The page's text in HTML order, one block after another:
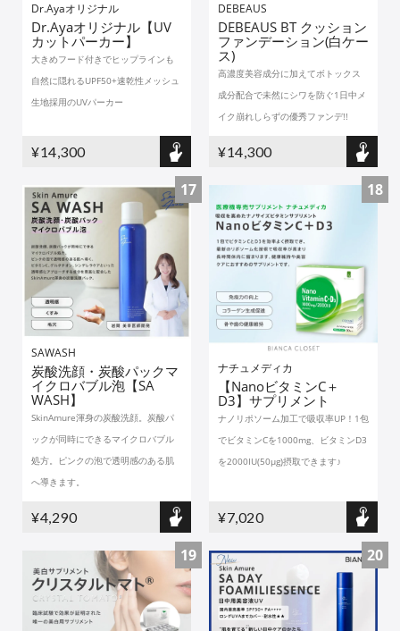
Dr.Ayaオリジナル
Dr.Ayaオリジナル【UV
カットパーカー】
大きめフード付きでヒップラインも
自然に隠れるUPF50+速乾性メッシュ
生地採用のUVパーカー
¥14,300
DEBEAUS
DEBEAUS BT クッション
ファンデーション(白ケー
ス)
高濃度美容成分に加えてボトックス
成分配合で未然にシワを防ぐ1日中メ
イク崩れしらずの優秀ファンデ!!
¥14,300
17
SAWASH
炭酸洗顔・炭酸パックマ
イクロバブル泡【SA
WASH】
SkinAmure渾身の炭酸洗顔。炭酸パ
ックが同時にできるマイクロバブル
処方。ピンクの泡で透明感のある肌
へ導きます。
¥4,290
18
ナチュメディカ
【NanoビタミンC＋
D3】サプリメント
ナノリポソーム加工で吸収率UP！1包
でビタミンCを1000mg、ビタミンD3
を2000IU(50μg)摂取できます♪
¥7,020
19 20